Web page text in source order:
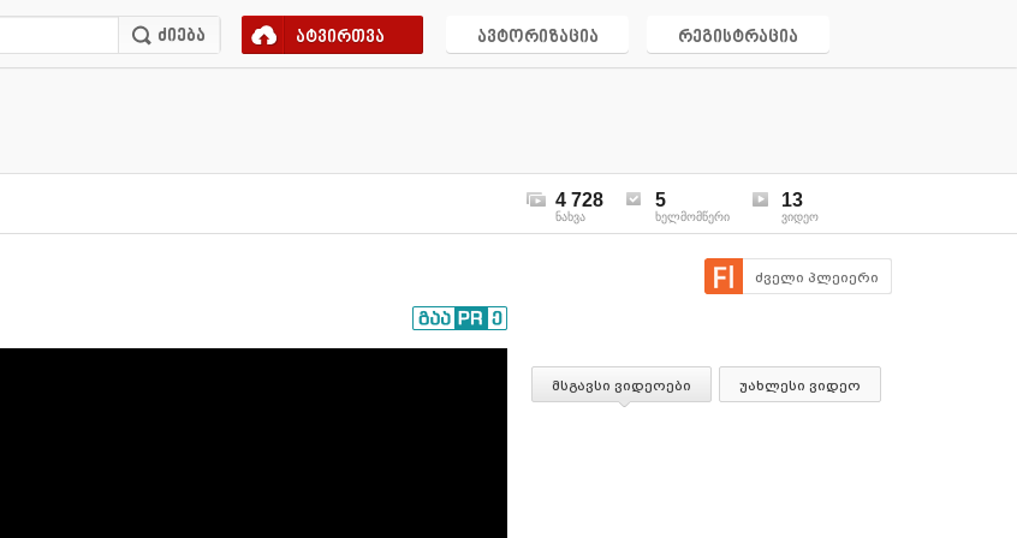
ატვირთვა ავტორიზაცია რეგისტრაცია
4 728
ნახვა
5
ხელმომწერი
13
ვიდეო
ძველი პლეიერი
მსგავსი ვიდეოები უახლესი ვიდეო